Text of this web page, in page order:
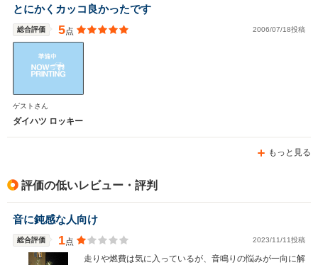
とにかくカッコ良かったです
総合評価 5点 2006/07/18投稿
ゲストさん
ダイハツ ロッキー
もっと見る
評価の低いレビュー・評判
音に鈍感な人向け
総合評価 1点 2023/11/11投稿
走りや燃費は気に入っているが、音鳴りの悩みが一向に解